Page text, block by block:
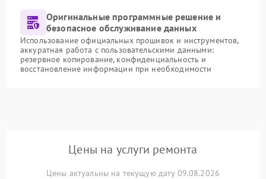
Оригинальные программные решение и
безопасное обслуживание данных
Использование официальных прошивок и инструментов,
аккуратная работа с пользовательскими данными:
резервное копирование, конфиденциальность и
восстановление информации при необходимости
Цены на услуги ремонта
Цены актуальны на текущую дату 09.08.2026